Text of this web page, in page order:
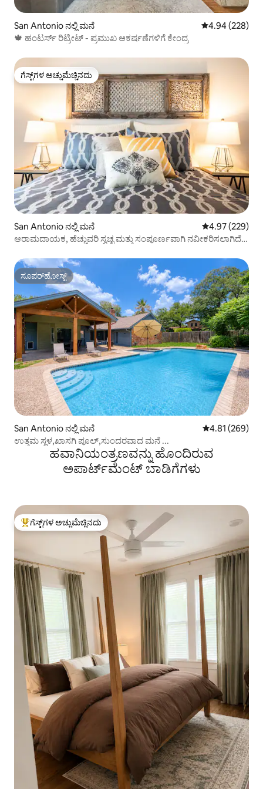
San Antonio ನಲ್ಲಿ ಮನೆ 5 ರಲ್ಲಿ 4.94
4.94 (228)
🍁 ಹಂಟರ್ಸ್ ರಿಟ್ರೀಟ್ - ಪ್ರಮುಖ ಆಕರ್ಷಣೆಗಳಿಗೆ ಕೇಂದ್ರ
ಗೆಸ್ಟ್‌ಗಳ ಅಚ್ಚುಮೆಚ್ಚಿನದು
ಗೆಸ್ಟ್‌ಗಳ ಅಚ್ಚುಮೆಚ್ಚಿನದು
San Antonio ನಲ್ಲಿ ಮನೆ 5 ರಲ್ಲಿ 4.97
4.97 (229)
ಆರಾಮದಾಯಕ, ಹೆಚ್ಚುವರಿ ಸ್ವಚ್ಛ ಮತ್ತು ಸಂಪೂರ್ಣವಾಗಿ ನವೀಕರಿಸಲಾಗಿದೆ -
ಸೂಪರ್‌ಹೋಸ್ಟ್
ಸೂಪರ್‌ಹೋಸ್ಟ್
San Antonio ನಲ್ಲಿ ಮನೆ 5 ರಲ್ಲಿ 4.81
4.81 (269)
ಉತ್ತಮ ಸ್ಥಳ,ಖಾಸಗಿ ಪೂಲ್,ಸುಂದರವಾದ ಮನೆ ...
ಹವಾನಿಯಂತ್ರಣವನ್ನು ಹೊಂದಿರುವ
ಅಪಾರ್ಟ್‌ಮೆಂಟ್‌ ಬಾಡಿಗೆಗಳು
ಗೆಸ್ಟ್‌ಗಳಿಗೆ ಅತಿ ಹೆಚ್ಚು ಅಚ್ಚುಮೆಚ್ಚಿನದು
ಗೆಸ್ಟ್‌ಗಳ ಅಚ್ಚುಮೆಚ್ಚಿನದು